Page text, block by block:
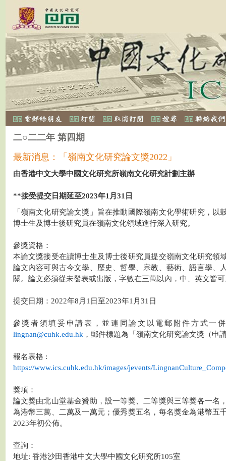
二○二二年 第四期
最新消息：「嶺南文化研究論文獎2022」
由香港中文大學中國文化研究所嶺南文化研究計劃主辦
**接受提交日期延至2023年1月31日
「嶺南文化研究論文獎」旨在推動國際嶺南文化學術研究，以
博士生及博士後研究員在嶺南文化領域進行深入研究。
參獎資格：
本論文獎接受在讀博士生及博士後研究員提交嶺南文化研究領
論文內容可與古今文學、歷史、哲學、宗教、藝術、語言學、
關。論文必須從未發表或出版，字數在三萬以內，中、英文皆
提交日期：2022年8月1日至2023年1月31日
參獎者須填妥申請表，並連同論文以電郵附件方式一
lingnan@cuhk.edu.hk ，郵件標題為「嶺南文化研究論文獎（申
報名表格 :
https://www.ics.cuhk.edu.hk/images/jevents/
獎項：
論文獎由北山堂基金贊助，設一等獎、二等獎與三等獎各一名
為港幣三萬、二萬及一萬元；優秀獎五名，每名獎金為港幣五
2023年初公佈。
查詢：
地址: 香港沙田香港中文大學中國文化研究所105室